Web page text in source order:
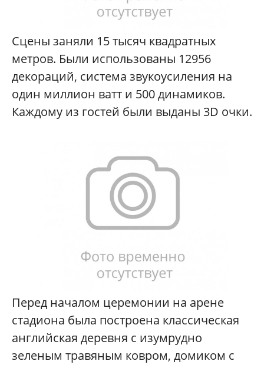
Сцены заняли 15 тысяч квадратных
метров. Были использованы 12956
декораций, система звукоусиления на
один миллион ватт и 500 динамиков.
Каждому из гостей были выданы 3D очки.
Перед началом церемонии на арене
стадиона была построена классическая
английская деревня с изумрудно
зеленым травяным ковром, домиком с